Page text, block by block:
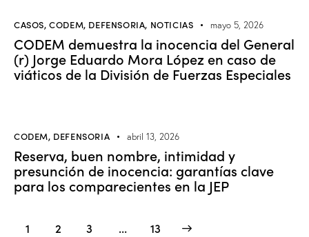
CASOS,CODEM, DEFENSORIA, NOTICIAS mayo 5, 2026
CODEM demuestra la inocencia del General
(r) Jorge Eduardo Mora López en caso de
viáticos de la División de Fuerzas Especiales
CODEM, DEFENSORIA abril 13, 2026
Reserva, buen nombre, intimidad y
presunción de inocencia: garantías clave
para los comparecientes en la JEP
1 2 3 … 13
>